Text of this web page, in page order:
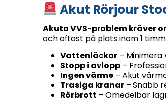
Akut Rörjour
Akuta VVS-problem kräver
och oftast på plats inom 1
Vattenläckor –
Stopp i avlopp –
Ingen värme – Akut
Trasiga kranar – Snabb
Rörbrott – Omedelbar